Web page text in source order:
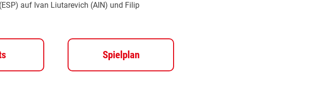
auf Ivan Liutarevich (AIN) und Filip
Spielplan